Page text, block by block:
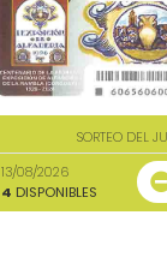
SORTEO DEL
13/08/2026
4 DISPONIBLES